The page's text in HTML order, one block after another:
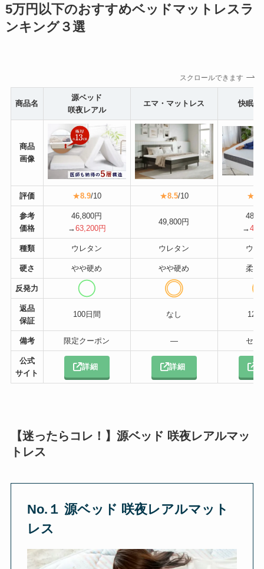
5万円以下のおすすめベッドマットレスラ
ンキング３選
スクロールできます
商品名
源ベッド
咲夜レアル
エマ・マットレス 快眠タ
商品
画像
評価 ★8.9/10 ★8.5/10 ★
参考
価格
46,800円
→63,200円
49,800円
→
種類 ウレタン ウレタン ウレ
硬さ やや硬め やや硬め 柔ら
反発力
返品
保証
100日間 なし 120
備考 限定クーポン ― セー
公式
サイト
詳細 詳細
【迷ったらコレ！】源ベッド 咲夜レアルマッ
トレス
No.１ 源ベッド 咲夜レアルマット
レス